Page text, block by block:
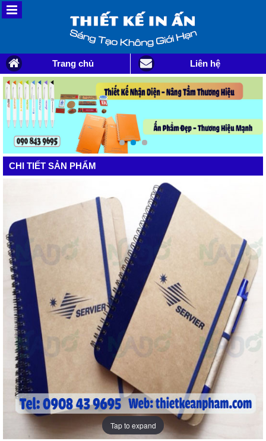
Trang chủ Liên hệ
CHI TIẾT SẢN PHẨM
Tap to expand
Tap to expand